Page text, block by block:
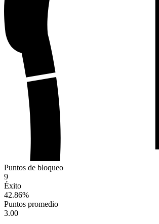
Puntos de bloqueo
9
Éxito
42.86%
Puntos promedio
3.00